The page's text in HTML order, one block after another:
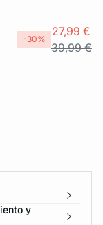
-30%
27,99 €
39,99 €
y